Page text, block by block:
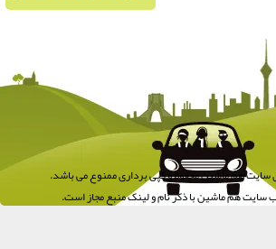
هم ماشین محفوظ و کپی برداری ممنوع می باشد.
سایت هم ماشین با ذکر نام و لینک منبع مجاز است.